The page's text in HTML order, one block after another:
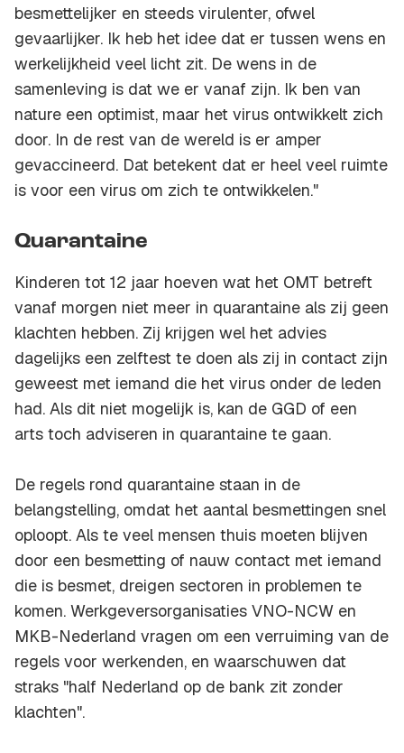
besmettelijker en steeds virulenter, ofwel
gevaarlijker. Ik heb het idee dat er tussen wens en
werkelijkheid veel licht zit. De wens in de
samenleving is dat we er vanaf zijn. Ik ben van
nature een optimist, maar het virus ontwikkelt zich
door. In de rest van de wereld is er amper
gevaccineerd. Dat betekent dat er heel veel ruimte
is voor een virus om zich te ontwikkelen."
Quarantaine
Kinderen tot 12 jaar hoeven wat het OMT betreft
vanaf morgen niet meer in quarantaine als zij geen
klachten hebben. Zij krijgen wel het advies
dagelijks een zelftest te doen als zij in contact zijn
geweest met iemand die het virus onder de leden
had. Als dit niet mogelijk is, kan de GGD of een
arts toch adviseren in quarantaine te gaan.
De regels rond quarantaine staan in de
belangstelling, omdat het aantal besmettingen snel
oploopt. Als te veel mensen thuis moeten blijven
door een besmetting of nauw contact met iemand
die is besmet, dreigen sectoren in problemen te
komen. Werkgeversorganisaties VNO-NCW en
MKB-Nederland vragen om een verruiming van de
regels voor werkenden, en waarschuwen dat
straks "half Nederland op de bank zit zonder
klachten".